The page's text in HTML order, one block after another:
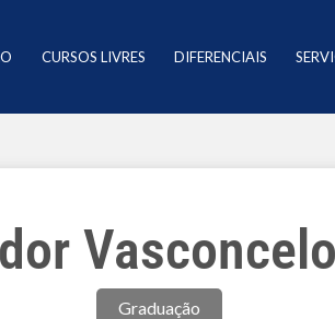
CURSOS LIVRES DIFERENCIAIS
Graduação